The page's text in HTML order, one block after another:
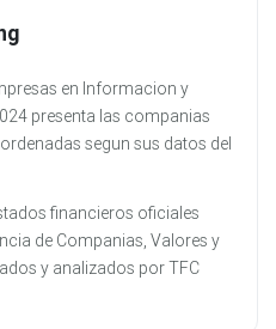
en Informacion y
presenta las companias
segun sus datos del
financieros oficiales
de Companias, Valores y
y analizados por TFC